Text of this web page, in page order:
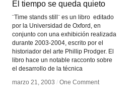
El tiempo se queda quieto
¨Time stands still¨ es un libro editado
por la Universidad de Oxford, en
conjunto con una exhibición realizada
durante 2003-2004, escrito por el
historiador del arte Phillip Prodger. El
libro hace un notable racconto sobre
el desarrollo de la técnica
marzo 21, 2003 / One Comment
El tiempo se queda quieto
marzo 21, 2003 / One Comment